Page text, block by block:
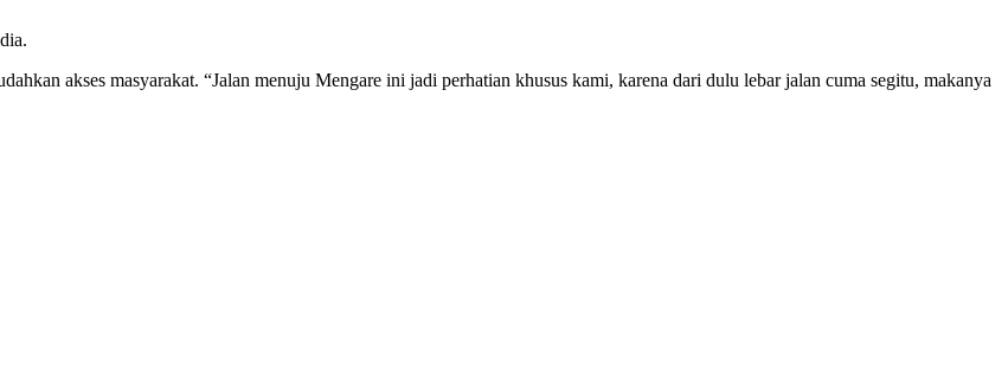
akses masyarakat. “Jalan menuju Mengare ini jadi perhatian khusus kami, karena dari dulu lebar jalan cuma segitu, makanya